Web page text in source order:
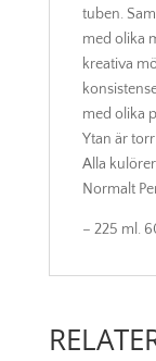
tuben.
med olika
kreativa
med olika
Ytan är
Alla
Normalt
– 225 ml.